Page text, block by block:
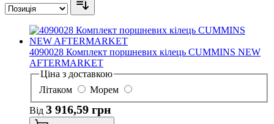
4090028 Комплект поршневих кілець CUMMINS NEW
AFTERMARKET
Ціна з доставкою
Літаком
Морем
Від 3 916,59 грн